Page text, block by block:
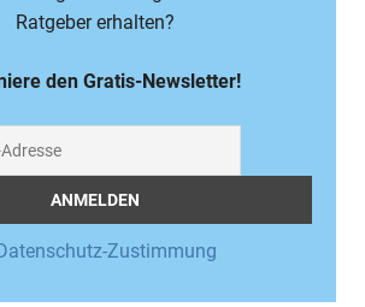
Ratgeber erhalten?
den Gratis-Newsletter!
Zustimmung